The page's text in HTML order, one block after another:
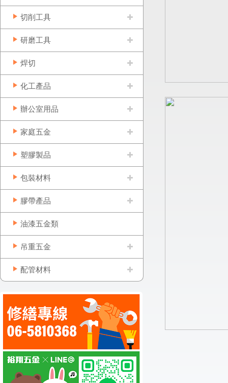
切削工具
研磨工具
焊切
化工產品
辦公室用品
家庭五金
塑膠製品
包裝材料
膠帶產品
油漆五金類
吊重五金
配管材料